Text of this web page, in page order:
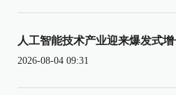
人工智能技术产业迎来爆发式增
2026-08-04 09:31